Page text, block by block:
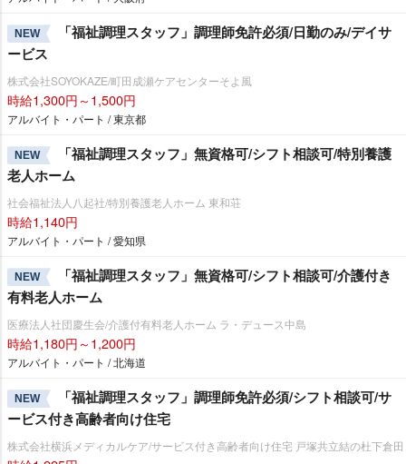
NEW
「福祉調理スタッフ」調理師免許必須/日勤のみ/デイサ
ービス
株式会社SOYOKAZE/町田成瀬ケアセンターそよ風
時給1,300円～1,500円
アルバイト・パート / 東京都
NEW
「福祉調理スタッフ」無資格可/シフト相談可/特別養護
老人ホーム
社会福祉法人八起社/特別養護老人ホーム 東和荘
時給1,140円
アルバイト・パート / 愛知県
NEW
「福祉調理スタッフ」無資格可/シフト相談可/介護付き
有料老人ホーム
医療法人社団慶生会/介護付有料老人ホーム ラ・デュース中島
時給1,180円～1,200円
アルバイト・パート / 北海道
NEW
「福祉調理スタッフ」調理師免許必須/シフト相談可/サ
ービス付き高齢者向け住宅
株式会社横浜メディカルケア/サービス付き高齢者向け住宅 戸塚共立結の杜下倉田